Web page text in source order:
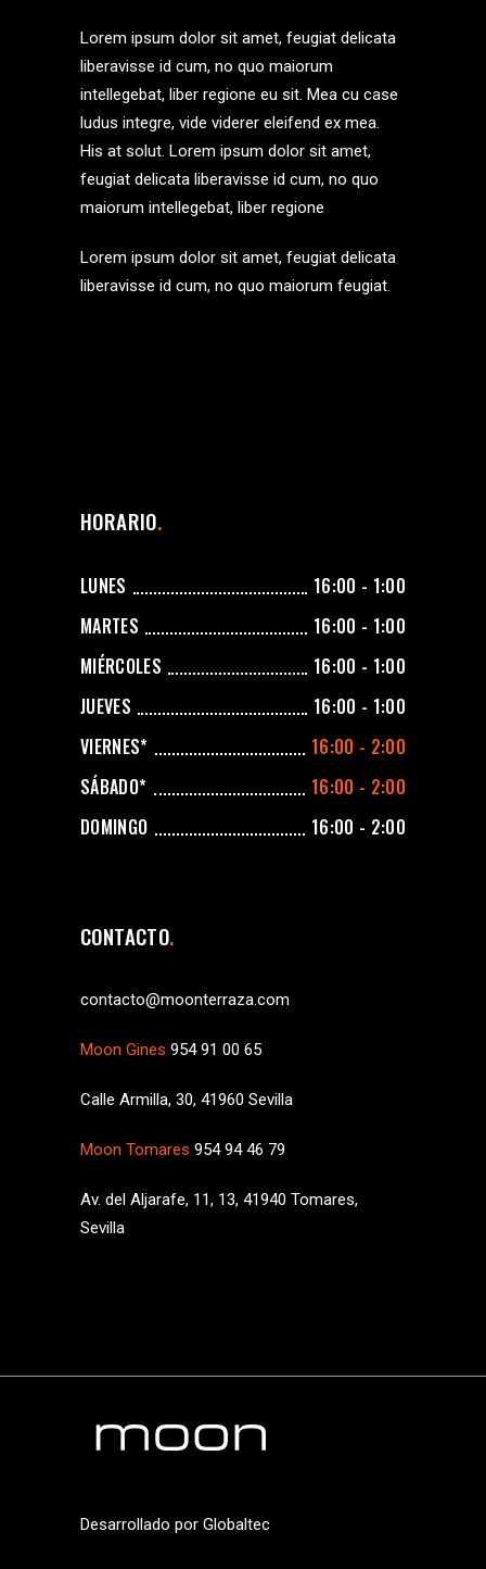
Lorem ipsum dolor sit amet, feugiat delicata
liberavisse id cum, no quo maiorum
intellegebat, liber regione eu sit. Mea cu case
ludus integre, vide viderer eleifend ex mea.
His at solut. Lorem ipsum dolor sit amet,
feugiat delicata liberavisse id cum, no quo
maiorum intellegebat, liber regione
Lorem ipsum dolor sit amet, feugiat delicata
liberavisse id cum, no quo maiorum feugiat.
HORARIO
LUNES
16:00 - 1:00
MARTES
16:00 - 1:00
MIÉRCOLES
16:00 - 1:00
JUEVES
16:00 - 1:00
VIERNES*
16:00 - 2:00
SÁBADO*
16:00 - 2:00
DOMINGO
16:00 - 2:00
CONTACTO
contacto@moonterraza.com
Moon Gines 954 91 00 65
Calle Armilla, 30, 41960 Sevilla
Moon Tomares 954 94 46 79
Av. del Aljarafe, 11, 13, 41940 Tomares,
Sevilla
Desarrollado por Globaltec